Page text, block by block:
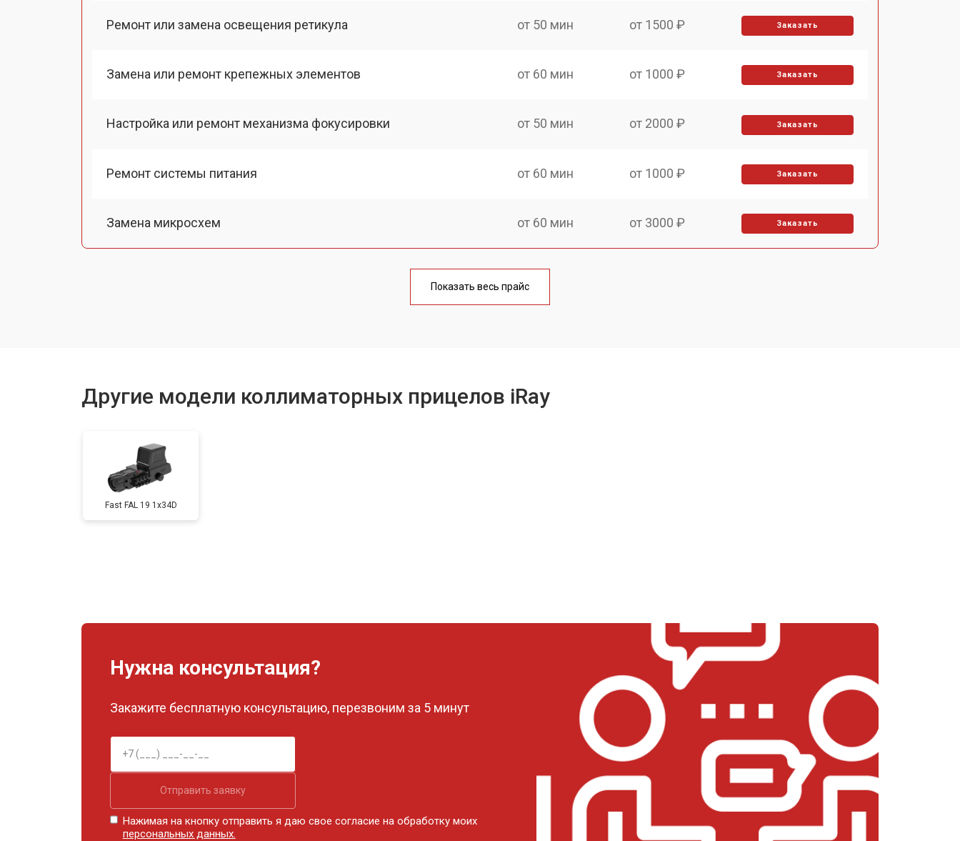
Ремонт или замена освещения ретикула от 50 мин от 1500 ₽ Заказать
Замена или ремонт крепежных элементов от 60 мин от 1000 ₽ Заказать
Настройка или ремонт механизма фокусировки от 50 мин от 2000 ₽ Заказать
Ремонт системы питания от 60 мин от 1000 ₽ Заказать
Замена микросхем от 60 мин от 3000 ₽ Заказать
от 70 мин
Замена или ремонт регулировочных винтов
Показать весь прайс
Другие модели коллиматорных прицелов iRay
Fast FAL 19 1x34D
Нужна консультация?
Закажите бесплатную консультацию, перезвоним за 5 минут
Отправить заявку
Нажимая на кнопку отправить я даю свое согласие на обработку моих
персональных данных.